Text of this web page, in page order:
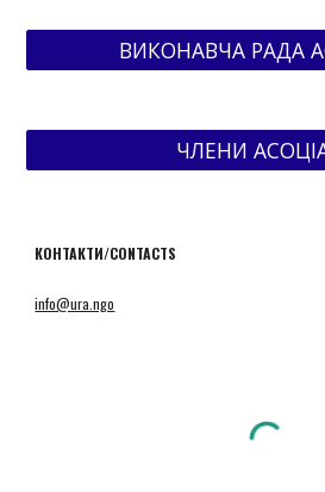
ВИКОНАВЧА РАДА
ЧЛЕНИ
КОНТАКТИ/CONTACTS
info@ura.ngo